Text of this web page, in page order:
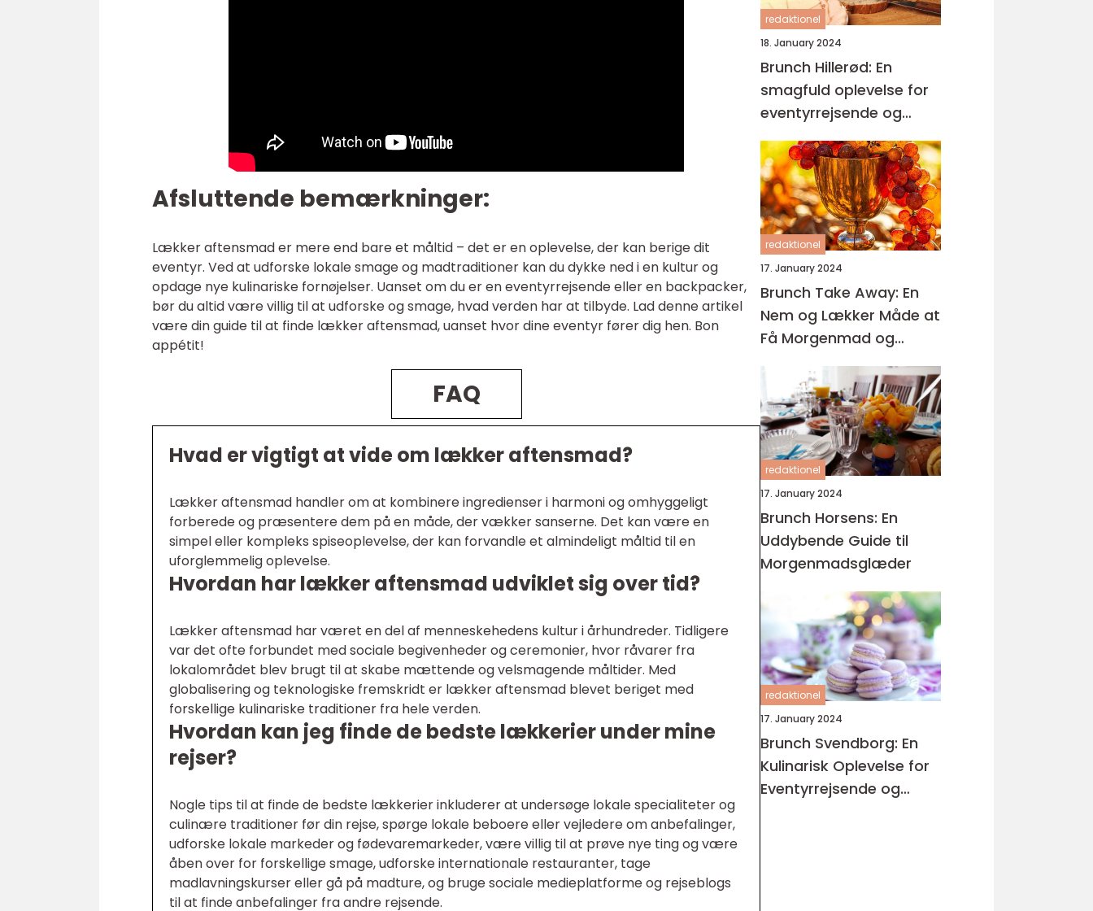
Afsluttende bemærkninger:
Lækker aftensmad er mere end bare et måltid – det er en oplevelse, der kan berige dit
eventyr. Ved at udforske lokale smage og madtraditioner kan du dykke ned i en kultur og
opdage nye kulinariske fornøjelser. Uanset om du er en eventyrrejsende eller en backpacker,
bør du altid være villig til at udforske og smage, hvad verden har at tilbyde. Lad denne artikel
være din guide til at finde lækker aftensmad, uanset hvor dine eventyr fører dig hen. Bon
appétit!
FAQ
Hvad er vigtigt at vide om lækker aftensmad?
Lækker aftensmad handler om at kombinere ingredienser i harmoni og omhyggeligt
forberede og præsentere dem på en måde, der vækker sanserne. Det kan være en
simpel eller kompleks spiseoplevelse, der kan forvandle et almindeligt måltid til en
uforglemmelig oplevelse.
Hvordan har lækker aftensmad udviklet sig over tid?
Lækker aftensmad har været en del af menneskehedens kultur i århundreder. Tidligere
var det ofte forbundet med sociale begivenheder og ceremonier, hvor råvarer fra
lokalområdet blev brugt til at skabe mættende og velsmagende måltider. Med
globalisering og teknologiske fremskridt er lækker aftensmad blevet beriget med
forskellige kulinariske traditioner fra hele verden.
Hvordan kan jeg finde de bedste lækkerier under mine
rejser?
Nogle tips til at finde de bedste lækkerier inkluderer at undersøge lokale specialiteter og
culinære traditioner før din rejse, spørge lokale beboere eller vejledere om anbefalinger,
udforske lokale markeder og fødevaremarkeder, være villig til at prøve nye ting og være
åben over for forskellige smage, udforske internationale restauranter, tage
madlavningskurser eller gå på madture, og bruge sociale medieplatforme og rejseblogs
til at finde anbefalinger fra andre rejsende.
redaktionel
18. January 2024
Brunch Hillerød: En
smagfuld oplevelse for
eventyrrejsende og
backpackere
redaktionel
17. January 2024
Brunch Take Away: En
Nem og Lækker Måde at
Få Morgenmad og
Frokost på Farten
redaktionel
17. January 2024
Brunch Horsens: En
Uddybende Guide til
Morgenmadsglæder
redaktionel
17. January 2024
Brunch Svendborg: En
Kulinarisk Oplevelse for
Eventyrrejsende og